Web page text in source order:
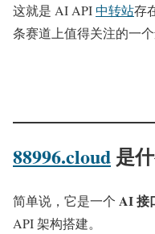
这就是 AI API中转站存
条赛道上值得关注的一个
88996.cloud 是
简单说，它是一个 AI 接
API 架构搭建。